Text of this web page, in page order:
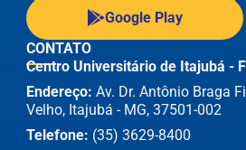
Google Play
CONTATO
Centro Universitário de Itajubá -
Endereço: Av. Dr. Antônio Braga
Velho, Itajubá - MG, 37501-002
Telefone: (35) 3629-8400